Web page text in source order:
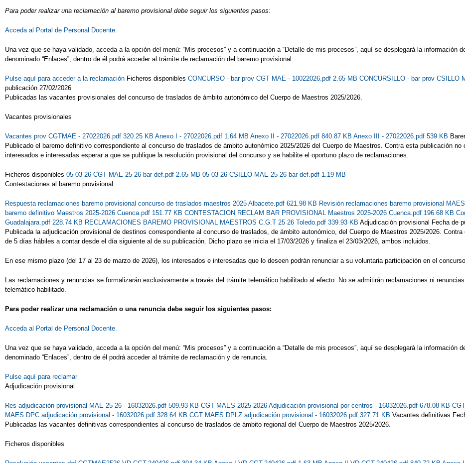
Para poder realizar una reclamación al baremo provisional debe seguir los siguientes pasos:
Acceda al Portal de Personal Docente.
Una vez que se haya validado, acceda a la opción del menú: “Mis procesos” y a continuación a “Detalle de mis procesos”, aquí se desplegará la
denominado “Enlaces”, dentro de él podrá acceder al trámite de reclamación del baremo provisional.
Pulse aquí para acceder a la reclamación Ficheros disponibles CONCURSO - bar prov CGT MAE - 10022026.pdf 2.65 MB CONCURSILLO - bar prov CSILLO
publicación 27/02/2026
Publicadas las vacantes provisionales del concurso de traslados de ámbito autonómico del Cuerpo de Maestros 2025/2026.
Vacantes provisionales
Vacantes prov CGTMAE - 27022026.pdf 320.25 KB Anexo I - 27022026.pdf 1.64 MB Anexo II - 27022026.pdf 840.87 KB Anexo III - 27022026.pdf 539 KB
Publicado el baremo definitivo correspondiente al concurso de traslados de ámbito autonómico 2025/2026 del Cuerpo de Maestros. Contra esta publicación
interesados e interesadas esperar a que se publique la resolución provisional del concurso y se habilite el oportuno plazo de reclamaciones.
Ficheros disponibles 05-03-26-CGT MAE 25 26 bar def.pdf 2.65 MB 05-03-26-CSILLO MAE 25 26 bar def.pdf 1.19 MB
Contestaciones al baremo provisional
Respuesta reclamaciones baremo provisional concurso de traslados maestros 2025 Albacete.pdf 621.98 KB Revisión reclamaciones baremo provisional
baremo definitivo Maestros 2025-2026 Cuenca.pdf 151.77 KB CONTESTACION RECLAM BAR PROVISIONAL Maestros 2025-2026 Cuenca.pdf 196.68 KB
Guadalajara.pdf 228.74 KB RECLAMACIONES BAREMO PROVISIONAL MAESTROS C.G.T 25 26 Toledo.pdf 339.93 KB Adjudicación provisional Fecha de
Publicada la adjudicación provisional de destinos correspondiente al concurso de traslados, de ámbito autonómico, del Cuerpo de Maestros 2025/2026.
de 5 días hábiles a contar desde el día siguiente al de su publicación. Dicho plazo se inicia el 17/03/2026 y finaliza el 23/03/2026, ambos incluidos.
En ese mismo plazo (del 17 al 23 de marzo de 2026), los interesados e interesadas que lo deseen podrán renunciar a su voluntaria participación en el
Las reclamaciones y renuncias se formalizarán exclusivamente a través del trámite telemático habilitado al efecto. No se admitirán reclamaciones ni
telemático habilitado.
Para poder realizar una reclamación o una renuncia debe seguir los siguientes pasos:
Acceda al Portal de Personal Docente.
Una vez que se haya validado, acceda a la opción del menú: “Mis procesos” y a continuación a “Detalle de mis procesos”, aquí se desplegará la
denominado “Enlaces”, dentro de él podrá acceder al trámite de reclamación y de renuncia.
Pulse aquí para reclamar
Adjudicación provisional
Res adjudicación provisional MAE 25 26 - 16032026.pdf 509.93 KB CGT MAES 2025 2026 Adjudicación provisional por centros - 16032026.pdf 678.08 KB
MAES DPC adjudicación provisional - 16032026.pdf 328.64 KB CGT MAES DPLZ adjudicación provisional - 16032026.pdf 327.71 KB Vacantes definitivas
Publicadas las vacantes definitivas correspondientes al concurso de traslados de ámbito regional del Cuerpo de Maestros 2025/2026.
Ficheros disponibles